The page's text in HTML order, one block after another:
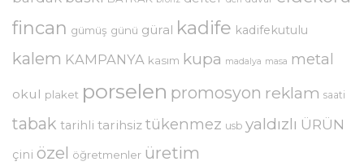
fincan gümüş günü güral kadife kadifekutulu
kalem KAMPANYA kasım kupa madalya masa metal
okul plaket porselen promosyon reklam saati
tabak tarihli tarihsiz tükenmez usb yaldızlı ÜRÜN
çini özel öğretmenler üretim